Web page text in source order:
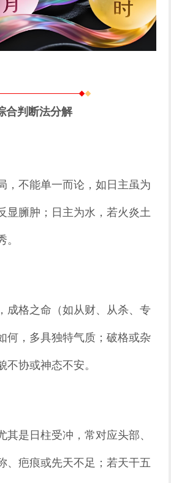
合判断法分解
，不能单一而论，如日主虽为
显臃肿；日主为水，若火炎土
。
成格之命（如从财、从杀、专
何，多具独特气质；破格或杂
不协或神态不安。
其是日柱受冲，常对应头部、
、疤痕或先天不足；若天干五